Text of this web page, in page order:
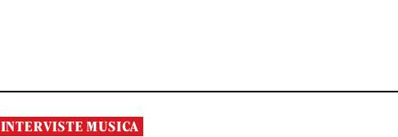
INTERVISTE MUSICA